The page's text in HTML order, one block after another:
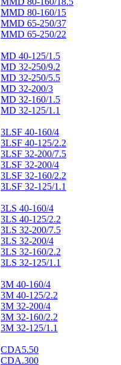
MMD 80-160/15
MMD 65-250/37
MMD 65-250/22
MD 40-125/1.5
MD 32-250/9.2
MD 32-250/5.5
MD 32-200/3
MD 32-160/1.5
MD 32-125/1.1
3LSF 40-160/4
3LSF 40-125/2.2
3LSF 32-200/7.5
3LSF 32-200/4
3LSF 32-160/2.2
3LSF 32-125/1.1
3LS 40-160/4
3LS 40-125/2.2
3LS 32-200/7.5
3LS 32-200/4
3LS 32-160/2.2
3LS 32-125/1.1
3M 40-160/4
3M 40-125/2.2
3M 32-200/4
3M 32-160/2.2
3M 32-125/1.1
CDA5.50
CDA.300